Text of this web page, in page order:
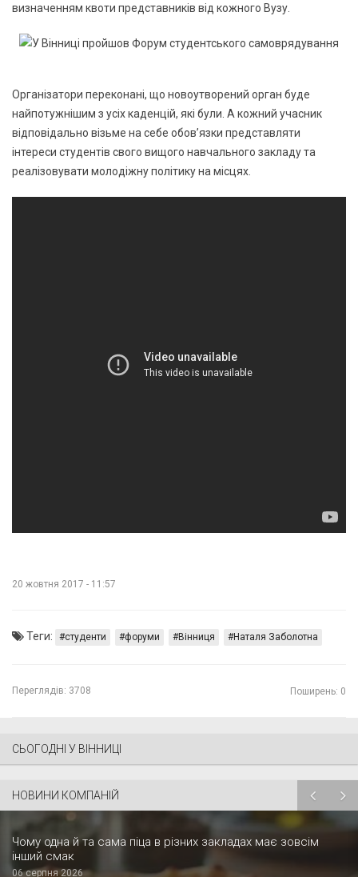
визначенням квоти представників від кожного Вузу.
Організатори переконані, що новоутворений орган буде
найпотужнішим з усіх каденцій, які були. А кожний учасник
відповідально візьме на себе обов’язки представляти
інтереси студентів свого вищого навчального закладу та
реалізовувати молодіжну політику на місцях.
20 жовтня 2017 - 11:57
Теги: студенти форуми Вінниця Наталя Заболотна
Переглядів: 3708 Поширень: 0
СЬОГОДНІ У ВІННИЦІ
НОВИНИ КОМПАНІЙ
Чому одна й та сама піца в різних закладах має зовсім
інший смак
06 серпня 2026